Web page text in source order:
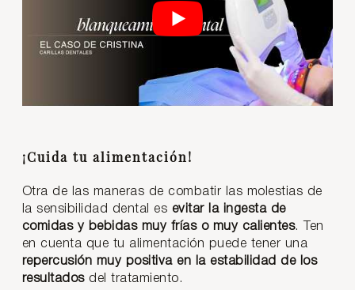
¡Cuida tu alimentación!
Otra de las maneras de combatir las molestias de
la sensibilidad dental es evitar la ingesta de
comidas y bebidas muy frías o muy calientes. Ten
en cuenta que tu alimentación puede tener una
repercusión muy positiva en la estabilidad de los
resultadosdel tratamiento.